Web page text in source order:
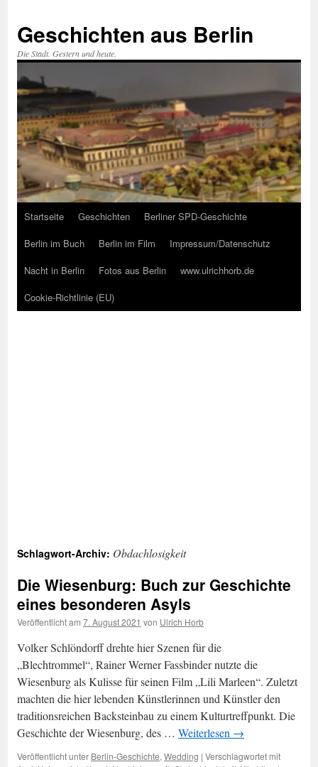
springen
Geschichten aus Berlin
Die Stadt. Gestern und heute.
Startseite Geschichten
Berliner SPD-Geschichte
Berlin im Buch
Berlin im Film
Impressum/Datenschutz
Nacht in Berlin
Fotos aus Berlin
www.ulrichhorb.de
Cookie-Richtlinie (EU)
Schlagwort-Archiv: Obdachlosigkeit
Die Wiesenburg: Buch zur Geschichte
eines besonderen Asyls
Veröffentlicht am 7. August 2021 von Ulrich Horb
Volker Schlöndorff drehte hier Szenen für die
„Blechtrommel“, Rainer Werner Fassbinder nutzte die
Wiesenburg als Kulisse für seinen Film „Lili Marleen“. Zuletzt
machten die hier lebenden Künstlerinnen und Künstler den
traditionsreichen Backsteinbau zu einem Kulturtreffpunkt. Die
Geschichte der Wiesenburg, des … Weiterlesen →
Veröffentlicht unter Berlin-Geschichte, Wedding | Verschlagwortet mit